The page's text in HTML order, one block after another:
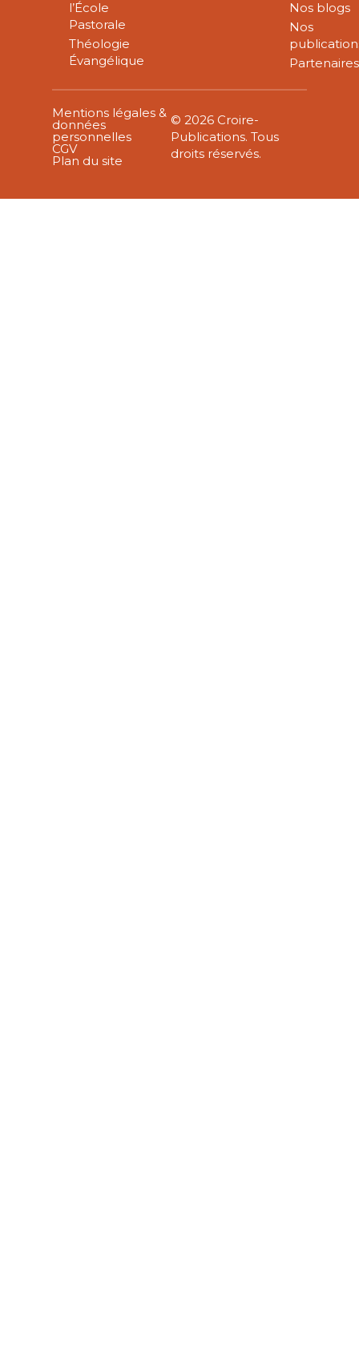
l’École
Pastorale
Théologie
Évangélique
Nos blogs
Nos
Partenaires
Mentions légales &
données
personnelles
CGV
Plan du site
© 2026 Croire-
Publications. Tous
droits réservés.